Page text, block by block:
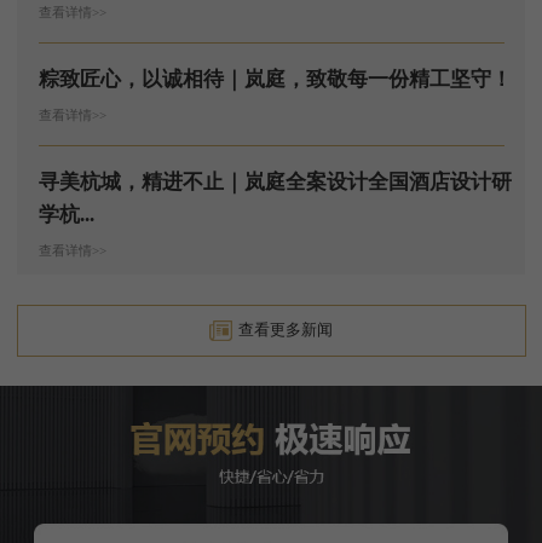
查看详情>>
粽致匠心，以诚相待｜岚庭，致敬每一份精工坚守！
查看详情>>
寻美杭城，精进不止｜岚庭全案设计全国酒店设计研
学杭...
查看详情>>
查看更多新闻